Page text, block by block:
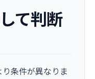
て判断
条件が異なりま